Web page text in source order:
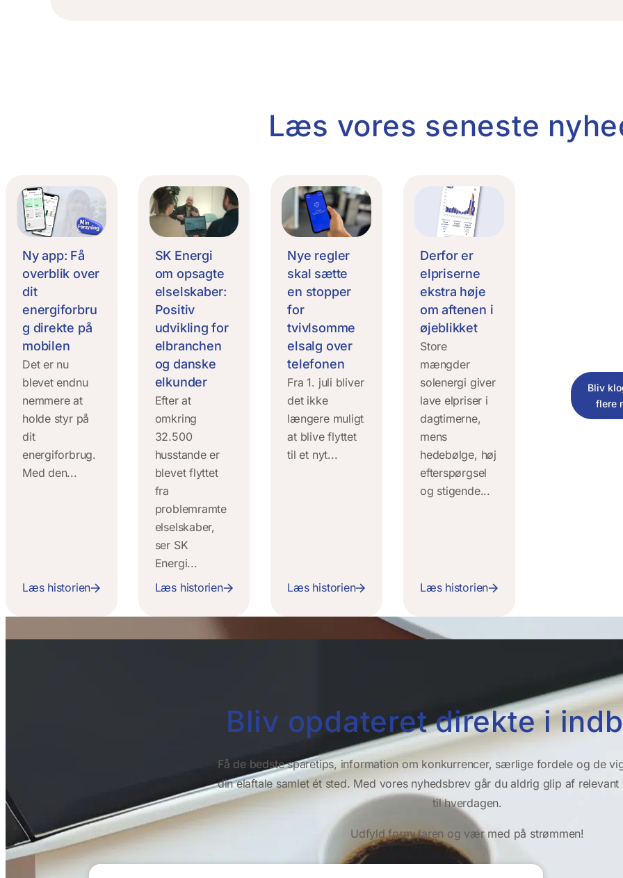
Læs vores seneste
Ny app: Få
overblik over
dit
energiforbru
g direkte på
mobilen
Det er nu
blevet endnu
nemmere at
holde styr på
dit
energiforbrug.
Med den...
Læs historien
SK Energi
om opsagte
elselskaber:
Positiv
udvikling for
elbranchen
og danske
elkunder
Efter at
omkring
32.500
husstande er
blevet flyttet
fra
problemramte
elselskaber,
ser SK
Energi...
Læs historien
Nye regler
skal sætte
en stopper
for
tvivlsomme
elsalg over
telefonen
Fra 1. juli bliver
det ikke
længere muligt
at blive flyttet
til et nyt...
Læs historien
Derfor er
elpriserne
ekstra høje
om aftenen i
øjeblikket
Store
mængder
solenergi giver
lave elpriser i
dagtimerne,
mens
hedebølge, høj
efterspørgsel
og stigende...
Læs historien
Bliv
flere
Bliv opdateret direkte i
Få de bedste sparetips, information om konkurrencer, særlige fordele og de
din elaftale samlet ét sted. Med vores nyhedsbrev går du aldrig glip af
til hverdagen.
Udfyld formularen og vær med på strømmen!